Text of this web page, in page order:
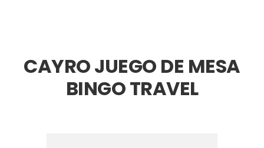
CAYRO JUEGO DE MESA
BINGO TRAVEL